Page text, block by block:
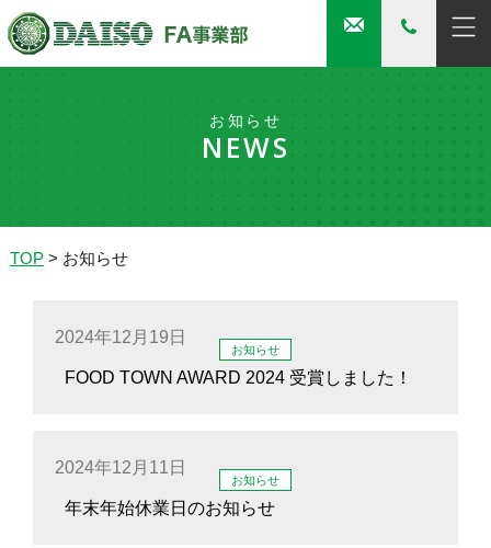
NEWS
お知らせ
TOP> お知らせ
2024年12月19日
お知らせ
FOOD TOWN AWARD 2024 受賞しました！
2024年12月11日
お知らせ
年末年始休業日のお知らせ